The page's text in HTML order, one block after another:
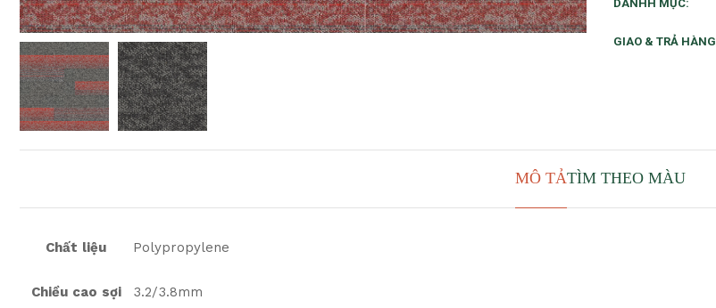
DANHH MỤC:
GIAO & TRẢ HÀNG
MÔ TẢTÌM THEO MÀU
Chất liệu Polypropylene
Chiều cao sợi 3.2/3.8mm